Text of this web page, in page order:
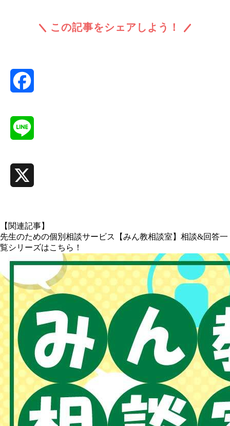
この記事をシェアしよう！
【関連記事】
先生のための個別相談サービス【みん教相談室】相談&回答一
覧シリーズはこちら！